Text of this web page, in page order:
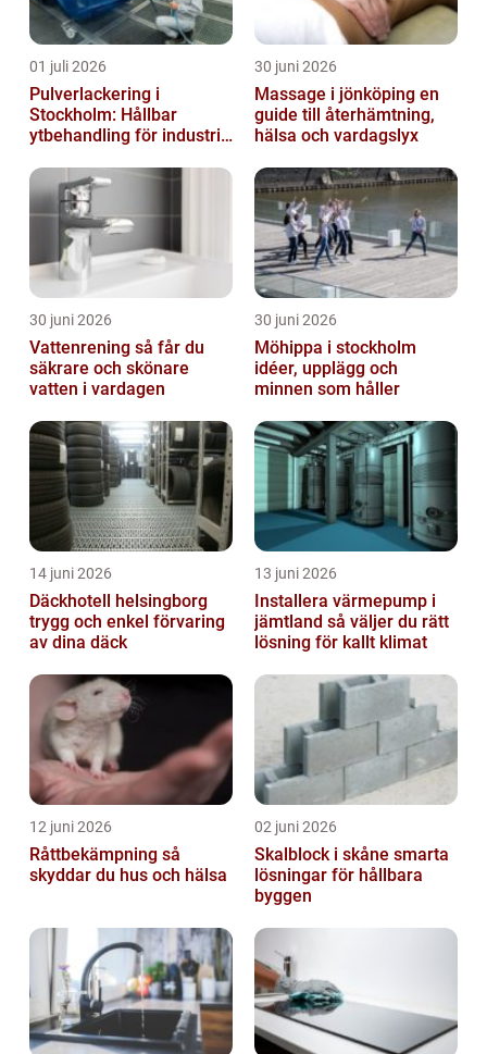
01 juli 2026
Pulverlackering i
Stockholm: Hållbar
ytbehandling för industri
30 juni 2026
Massage i jönköping en
guide till återhämtning,
hälsa och vardagslyx
30 juni 2026
Vattenrening så får du
säkrare och skönare
vatten i vardagen
30 juni 2026
Möhippa i stockholm
idéer, upplägg och
minnen som håller
14 juni 2026
Däckhotell helsingborg
trygg och enkel förvaring
av dina däck
13 juni 2026
Installera värmepump i
jämtland så väljer du rätt
lösning för kallt klimat
12 juni 2026
Råttbekämpning så
skyddar du hus och hälsa
02 juni 2026
Skalblock i skåne smarta
lösningar för hållbara
byggen